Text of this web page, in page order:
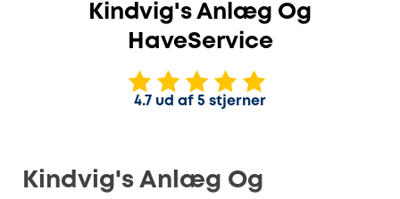
Kindvig's Anlæg Og
HaveService
4.7 ud af 5 stjerner
Kindvig's Anlæg Og